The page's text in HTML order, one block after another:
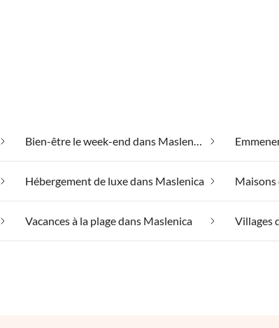
Bien-être le week-end dans Maslenica
Hébergement de luxe dans Maslenica Maisons
Vacances à la plage dans Maslenica